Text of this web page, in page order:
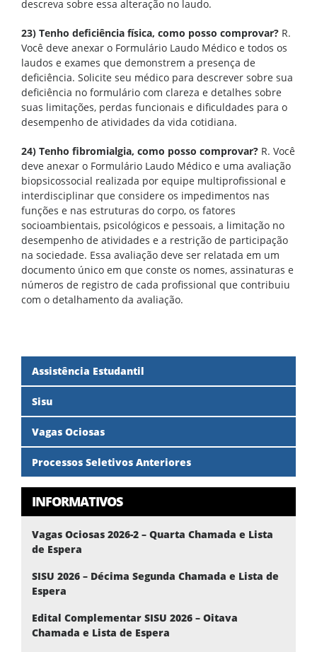
descreva sobre essa alteração no laudo.
23) Tenho deficiência física, como posso comprovar? R.
Você deve anexar o Formulário Laudo Médico e todos os
laudos e exames que demonstrem a presença de
deficiência. Solicite seu médico para descrever sobre sua
deficiência no formulário com clareza e detalhes sobre
suas limitações, perdas funcionais e dificuldades para o
desempenho de atividades da vida cotidiana.
24) Tenho fibromialgia, como posso comprovar? R. Você
deve anexar o Formulário Laudo Médico e uma avaliação
biopsicossocial realizada por equipe multiprofissional e
interdisciplinar que considere os impedimentos nas
funções e nas estruturas do corpo, os fatores
socioambientais, psicológicos e pessoais, a limitação no
desempenho de atividades e a restrição de participação
na sociedade. Essa avaliação deve ser relatada em um
documento único em que conste os nomes, assinaturas e
números de registro de cada profissional que contribuiu
com o detalhamento da avaliação.
Assistência Estudantil
Sisu
Vagas Ociosas
Processos Seletivos Anteriores
INFORMATIVOS
Vagas Ociosas 2026-2 – Quarta Chamada e Lista
de Espera
SISU 2026 – Décima Segunda Chamada e Lista de
Espera
Edital Complementar SISU 2026 – Oitava
Chamada e Lista de Espera